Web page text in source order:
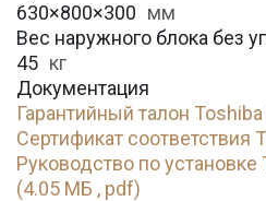
630×800×300 мм
Вес наружного блока без
45 кг
Документация
Гарантийный талон
Сертификат соответствия
Руководство по установке
(4.05 МБ , pdf)